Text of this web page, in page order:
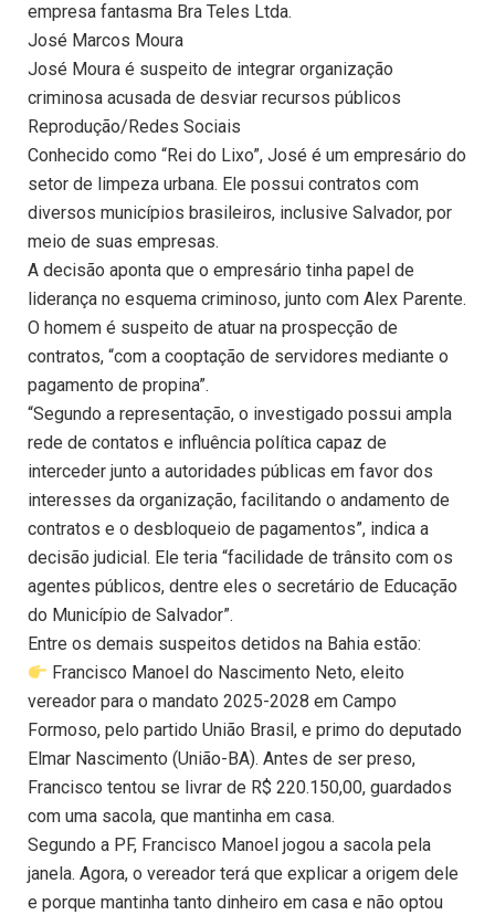
empresa fantasma Bra Teles Ltda.
José Marcos Moura
José Moura é suspeito de integrar organização
criminosa acusada de desviar recursos públicos
Reprodução/Redes Sociais
Conhecido como “Rei do Lixo”, José é um empresário do
setor de limpeza urbana. Ele possui contratos com
diversos municípios brasileiros, inclusive Salvador, por
meio de suas empresas.
A decisão aponta que o empresário tinha papel de
liderança no esquema criminoso, junto com Alex Parente.
O homem é suspeito de atuar na prospecção de
contratos, “com a cooptação de servidores mediante o
pagamento de propina”.
“Segundo a representação, o investigado possui ampla
rede de contatos e influência política capaz de
interceder junto a autoridades públicas em favor dos
interesses da organização, facilitando o andamento de
contratos e o desbloqueio de pagamentos”, indica a
decisão judicial. Ele teria “facilidade de trânsito com os
agentes públicos, dentre eles o secretário de Educação
do Município de Salvador”.
Entre os demais suspeitos detidos na Bahia estão:
Francisco Manoel do Nascimento Neto, eleito
vereador para o mandato 2025-2028 em Campo
Formoso, pelo partido União Brasil, e primo do deputado
Elmar Nascimento (União-BA). Antes de ser preso,
Francisco tentou se livrar de R$ 220.150,00, guardados
com uma sacola, que mantinha em casa.
Segundo a PF, Francisco Manoel jogou a sacola pela
janela. Agora, o vereador terá que explicar a origem dele
e porque mantinha tanto dinheiro em casa e não optou